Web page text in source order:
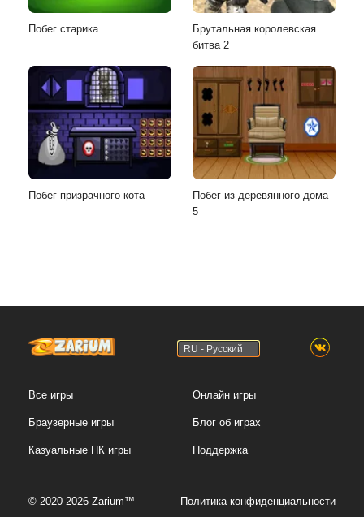
Побег старика
Брутальная королевская
битва 2
Побег призрачного кота
Побег из деревянного дома
5
RU - Русский
Все игры
Браузерные игры
Казуальные ПК игры
Онлайн игры
Блог об играх
Поддержка
© 2020-2026 Zarium™ Политика конфиденциальности